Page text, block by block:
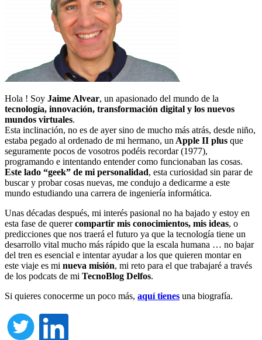
Hola ! Soy Jaime Alvear, un apasionado del mundo de la
tecnología, innovación, transformación digital y los nuevos
mundos virtuales.
Esta inclinación, no es de ayer sino de mucho más atrás, desde niño,
estaba pegado al ordenado de mi hermano, un Apple II plus que
seguramente pocos de vosotros podéis recordar (1977),
programando e intentando entender como funcionaban las cosas.
Este lado “geek” de mi personalidad, esta curiosidad sin parar de
buscar y probar cosas nuevas, me condujo a dedicarme a este
mundo estudiando una carrera de ingeniería informática.
Unas décadas después, mi interés pasional no ha bajado y estoy en
esta fase de querercompartir mis conocimientos, mis ideas, o
predicciones que nos traerá el futuro ya que la tecnología tiene un
desarrollo vital mucho más rápido que la escala humana … no bajar
del tren es esencial e intentar ayudar a los que quieren montar en
este viaje es mi nueva misión, mi reto para el que trabajaré a través
de los podcats de mi TecnoBlog Delfos.
Si quieres conocerme un poco más, aquí tienes una biografía.